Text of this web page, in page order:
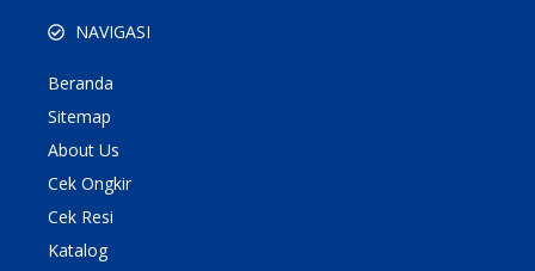
NAVIGASI
Beranda
Sitemap
About Us
Cek Ongkir
Cek Resi
Katalog